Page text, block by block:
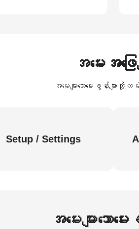
အမေးအဖြေမ
အမေးများသောမေးခွန်းမျာ
Setup / Settings
အမေးများသောမေ